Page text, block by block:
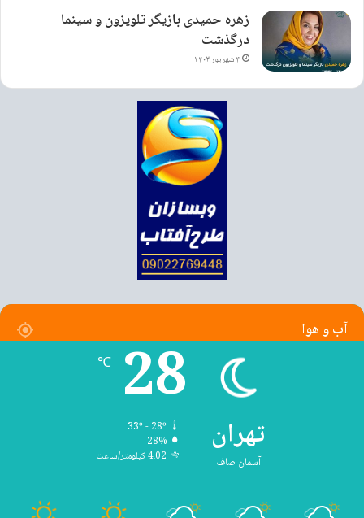
زهره حمیدی بازیگر تلویزون و سینما
درگذشت
۴ شهریور ۱۴۰۳
آب و هوا
تهران
آسمان صاف
28
℃
33º - 28º
28%
4.02 کیلومتر/ساعت